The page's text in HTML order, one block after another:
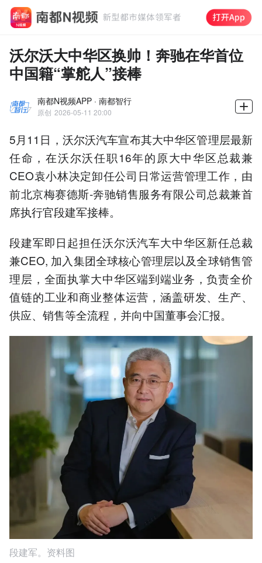
沃尔沃大中华区换帅！奔驰在华首位
中国籍“掌舵人”接棒
南都N视频APP · 南都智行
原创 2026-05-11 20:00
5月11日，沃尔沃汽车宣布其大中华区管理层最新
任命，在沃尔沃任职16年的原大中华区总裁兼
CEO袁小林决定卸任公司日常运营管理工作，由
前北京梅赛德斯-奔驰销售服务有限公司总裁兼首
席执行官段建军接棒。
段建军即日起担任沃尔沃汽车大中华区新任总裁
兼CEO, 加入集团全球核心管理层以及全球销售管
理层，全面执掌大中华区端到端业务，负责全价
值链的工业和商业整体运营，涵盖研发、生产、
供应、销售等全流程，并向中国董事会汇报。
段建军。资料图